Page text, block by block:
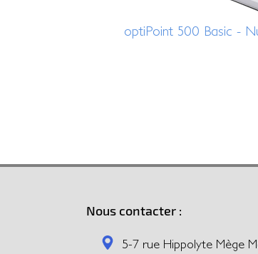
optiPoint 500 Basic -
Nous contacter :
5-7 rue Hippolyte Mège